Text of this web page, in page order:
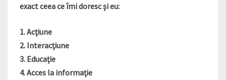
exact ceea ce îmi doresc şi eu:
1. Acţiune
2. Interacţiune
3. Educaţie
4. Acces la informaţie